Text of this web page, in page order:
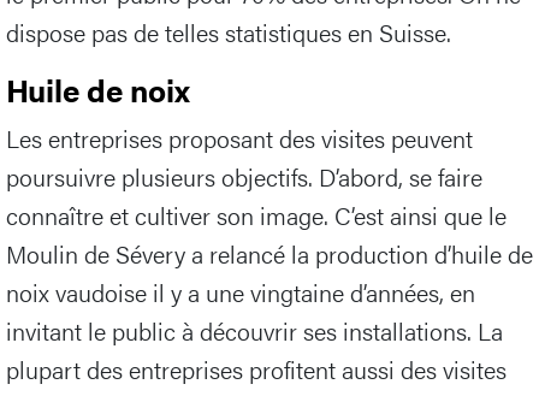
dispose pas de telles statistiques en Suisse.
Huile de noix
Les entreprises proposant des visites peuvent
poursuivre plusieurs objectifs. D’abord, se faire
connaître et cultiver son image. C’est ainsi que le
Moulin de Sévery a relancé la production d’huile de
noix vaudoise il y a une vingtaine d’années, en
invitant le public à découvrir ses installations. La
plupart des entreprises profitent aussi des visites